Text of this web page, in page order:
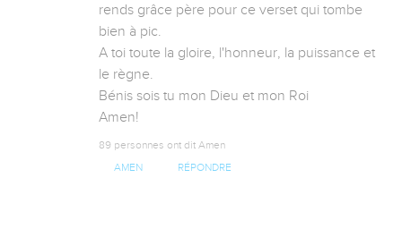
rends grâce père pour ce verset qui tombe
bien à pic.
A toi toute la gloire, l'honneur, la puissance et
le règne.
Bénis sois tu mon Dieu et mon Roi
Amen!
89 personnes ont dit Amen
AMEN RÉPONDRE